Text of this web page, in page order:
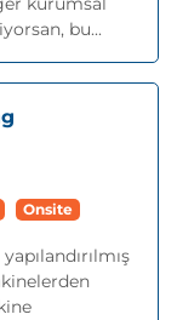
bu...
Onsite